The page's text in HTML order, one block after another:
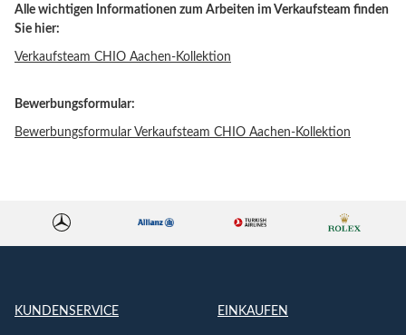
Alle wichtigen Informationen zum Arbeiten im Verkaufsteam finden
Sie hier:
Verkaufsteam CHIO Aachen-Kollektion
Bewerbungsformular:
Bewerbungsformular Verkaufsteam CHIO Aachen-Kollektion
KUNDENSERVICE EINKAUFEN